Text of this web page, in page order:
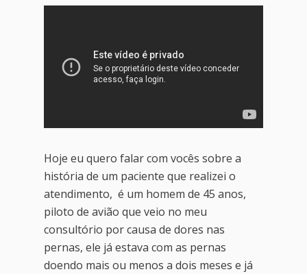
Hoje eu quero falar com vocês sobre a
história de um paciente que realizei o
atendimento, é um homem de 45 anos,
piloto de avião que veio no meu
consultório por causa de dores nas
pernas, ele já estava com as pernas
doendo mais ou menos a dois meses e já